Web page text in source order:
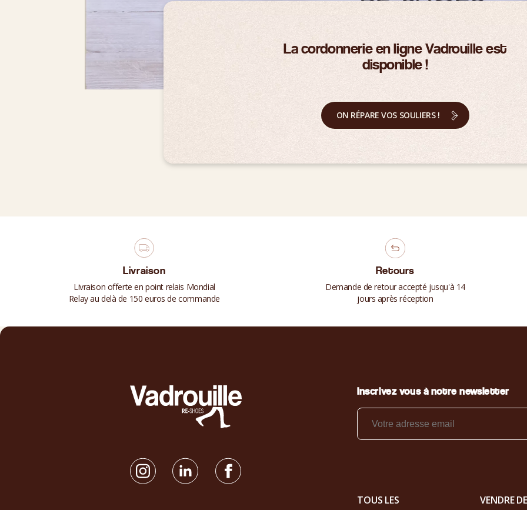
La cordonnerie en ligne Vadrouille est
disponible !
ON RÉPARE VOS SOULIERS !
Livraison
Livraison offerte en point relais Mondial
Relay au delà de 150 euros de commande
Retours
Demande de retour accepté jusqu'à 14
jours après réception
Inscrivez vous à notre newsletter
TOUS LES VENDRE